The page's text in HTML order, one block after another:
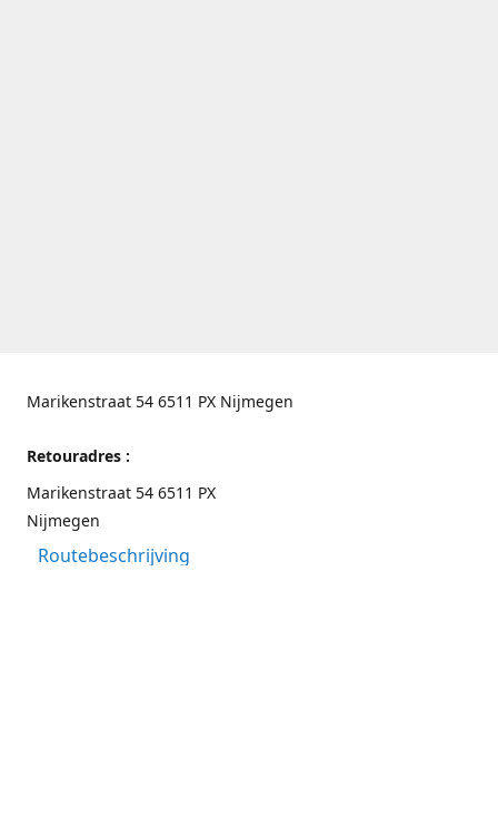
Marikenstraat 54 6511 PX Nijmegen
Retouradres :
Marikenstraat 54 6511 PX
Nijmegen
Routebeschrijving